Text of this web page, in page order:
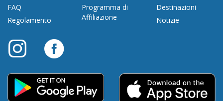
FAQ
Regolamento
Programma di
Affiliazione
Destinazioni
Notizie